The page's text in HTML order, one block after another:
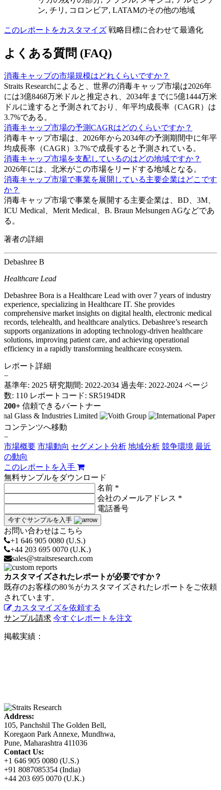
ン, チリ, コロンビア, LATAMのその他の地域
このレポートをカスタマイズ 戦略目標に合わせて最適化
よくある質問 (FAQ)
消毒キャップの市場規模はどれくらいですか？
Straits Researchによると、世界の消毒キャップ市場は2026年
には3億8468万米ドルと推定され、2034年までに5億1444万米
ドルに達すると予測されており、年平均成長率（CAGR）は
3.7%である。
消毒キャップ市場の予測CAGRはどのくらいですか？
消毒キャップ市場は、2026年から2034年の予測期間中に年平
均成長率（CAGR）3.7%で成長すると予測されている。
消毒キャップ市場を支配しているのはどの地域ですか？
2026年には、北米がこの市場をリードする地域となる。
消毒キャップ市場で事業を展開している主要企業はどこです
か？
消毒キャップ市場で事業を展開する主要企業は、BD、3M、
ICU Medical、Merit Medical、B. Braun Melsungen AGなどであ
る。
著者の詳細
Debashree B
Healthcare Lead
Debashree Bora is a Healthcare Lead with over 7 years of industry
experience, specializing in Healthcare IT. She provides
comprehensive market insights on digital health, electronic medical
records, telehealth, and healthcare analytics. Debashree’s research
supports organizations in adopting technology-driven healthcare
solutions, improving patient care, and achieving operational
efficiency in a rapidly transforming healthcare ecosystem.
レポート詳細
−
基準年: 2025 研究期間: 2022-2034 過去年: 2022-2024 ページ
数: 110 レポートコード: SR5194DR
200+ 信頼できるパートナー
コンテンツへ移動
−
市場概要 市場動向 セグメント分析 地域分析 競争環境 最近
の動向
このレポートを入手
無料サンプルをダウンロード
名前 *
会社のメールアドレス *
電話番号
今すぐサンプルを入手
お問い合わせはこちら
+1 646 905 0080 (U.S.)
+44 203 695 0070 (U.K.)
sales@straitsresearch.com
カスタマイズされたレポートが必要ですか？
既存のお客様の80％がカスタマイズされたレポートをご依頼
されています。
カスタマイズを依頼する
サンプル請求 今すぐレポートを注文
掲載実績：
Address:
105, Panchshil The Golden Bell,
Koregaon Park Annexe, Mundhwa,
Pune, Maharashtra 411036
Contact Us:
+1 646 905 0080 (U.S.)
+91 8087085354 (India)
+44 203 695 0070 (U.K.)